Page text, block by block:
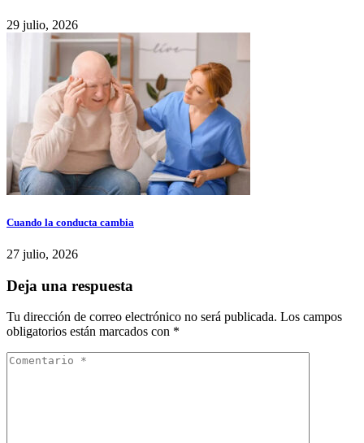
29 julio, 2026
Cuando la conducta cambia
27 julio, 2026
Deja una respuesta
Tu dirección de correo electrónico no será publicada. Los campos
obligatorios están marcados con *